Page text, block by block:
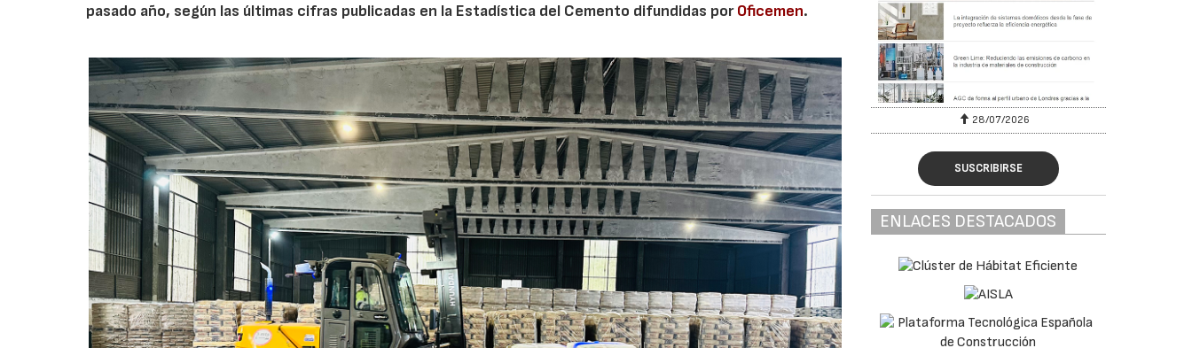
pasado año, según las últimas cifras publicadas en la Estadística del Cemento difundidas porOficemen.
28/07/2026 30/07/2026 28/07/2026
SUSCRIBIRSE
ENLACES DESTACADOS